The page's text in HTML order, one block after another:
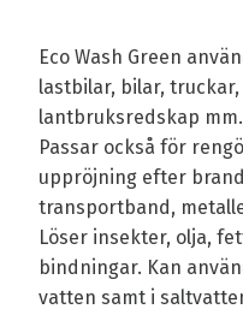
Eco Wash Green
lastbilar, bilar,
lantbruksredskap mm.
Passar också för
uppröjning efter
transportband,
Löser insekter, olja,
bindningar. Kan
vatten samt i